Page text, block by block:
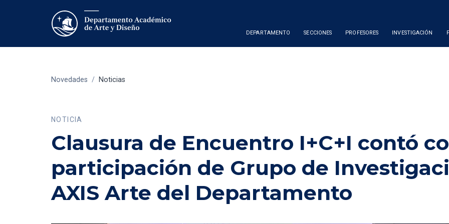
DEPARTAMENTO SECCIONES PROFESORES INVESTIGACIÓN
Novedades / Noticias
NOTICIA
Clausura de Encuentro I+C+I contó
participación de Grupo de
AXIS Arte del Departamento